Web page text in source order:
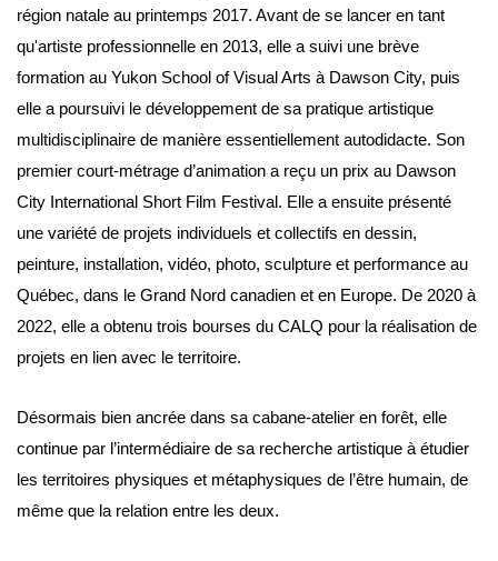
région natale au printemps 2017. Avant de se lancer en tant
qu'artiste professionnelle en 2013, elle a suivi une brève
formation au Yukon School of Visual Arts à Dawson City, puis
elle a poursuivi le développement de sa pratique artistique
multidisciplinaire de manière essentiellement autodidacte. Son
premier court-métrage d’animation a reçu un prix au Dawson
City International Short Film Festival. Elle a ensuite présenté
une variété de projets individuels et collectifs en dessin,
peinture, installation, vidéo, photo, sculpture et performance au
Québec, dans le Grand Nord canadien et en Europe. De 2020 à
2022, elle a obtenu trois bourses du CALQ pour la réalisation de
projets en lien avec le territoire.
Désormais bien ancrée dans sa cabane-atelier en forêt, elle
continue par l’intermédiaire de sa recherche artistique à étudier
les territoires physiques et métaphysiques de l’être humain, de
même que la relation entre les deux.